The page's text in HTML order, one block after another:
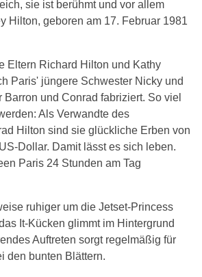
sie ist berühmt und vor allem
Hilton, geboren am 17. Februar 1981
Eltern Richard Hilton und Kathy
Paris' jüngere Schwester Nicky und
und Conrad fabriziert. So viel
Als Verwandte des
Hilton sind sie glückliche Erben von
Dollar. Damit lässt es sich leben.
Paris 24 Stunden am Tag
ruhiger um die Jetset-Princess
It-Kücken glimmt im Hintergrund
Auftreten sorgt regelmäßig für
den bunten Blättern.